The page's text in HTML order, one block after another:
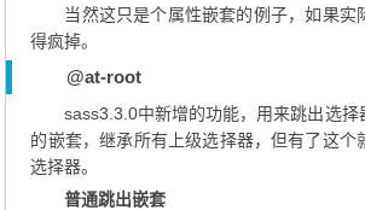
当然这只是个属性嵌套的例子，如果实
得疯掉。
@at-root
sass3.3.0中新增的功能，用来跳出选择
的嵌套，继承所有上级选择器，但有了这个
选择器。
普通跳出嵌套